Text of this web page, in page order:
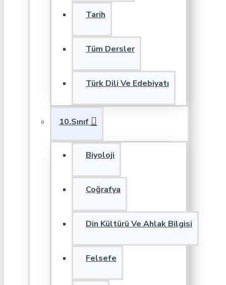
Tarih
Tüm Dersler
Türk Dili Ve Edebiyatı
10.Sınıf
Biyoloji
Coğrafya
Din Kültürü Ve Ahlak Bilgisi
Felsefe